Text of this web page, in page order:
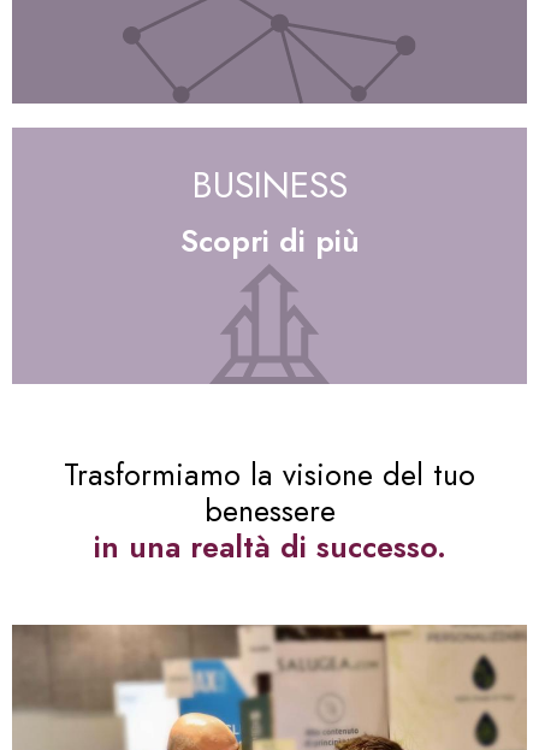
BUSINESS
Scopri di più
Trasformiamo la visione del tuo
benessere
in una realtà di successo.